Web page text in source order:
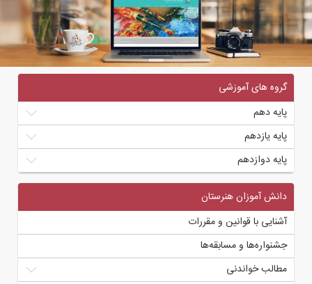
گروه های آموزشی
پایه دهم
پایه یازدهم
پایه دوازدهم
دانش آموزان هنرستان
آشنایی با قوانین و مقررات
جشنواره‌ها و مسابقه‌ها
مطالب خواندنی